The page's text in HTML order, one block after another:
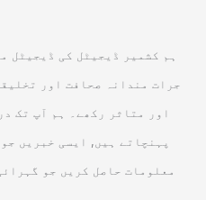
ہم کشمیر ڈیجیٹل کی ڈیجیٹل
جرات مندانہ صحافت اور
اور متاثر رکھے۔ ہم آپ تک
پہنچاتے ہیں, ایسی خبریں
معلومات حاصل کریں جو